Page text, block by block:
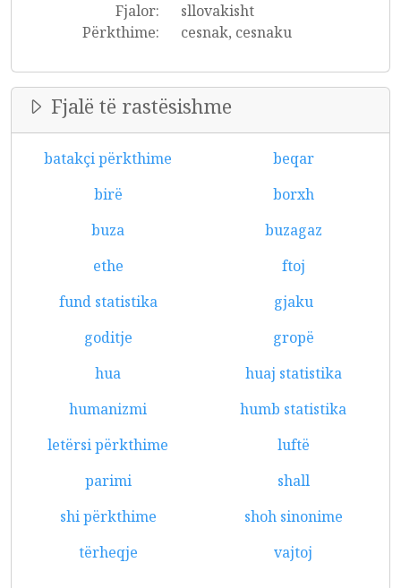
Fjalor:
sllovakisht
Përkthime:
cesnak, cesnaku
Fjalë të rastësishme
batakçi përkthime
beqar
birë
borxh
buza
buzagaz
ethe
ftoj
fund statistika
gjaku
goditje
gropë
hua
huaj statistika
humanizmi
humb statistika
letërsi përkthime
luftë
parimi
shall
shi përkthime
shoh sinonime
tërheqje
vajtoj